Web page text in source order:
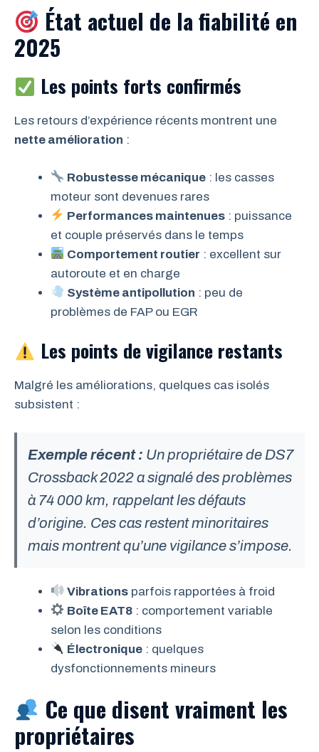
État actuel de la fiabilité en
2025
Les points forts confirmés
Les retours d’expérience récents montrent une
nette amélioration :
Robustesse mécanique : les casses
moteur sont devenues rares
Performances maintenues : puissance
et couple préservés dans le temps
Comportement routier : excellent sur
autoroute et en charge
Système antipollution : peu de
problèmes de FAP ou EGR
Les points de vigilance restants
Malgré les améliorations, quelques cas isolés
subsistent :
Exemple récent : Un propriétaire de DS7
Crossback 2022 a signalé des problèmes
à 74 000 km, rappelant les défauts
d’origine. Ces cas restent minoritaires
mais montrent qu’une vigilance s’impose.
Vibrations parfois rapportées à froid
Boîte EAT8 : comportement variable
selon les conditions
Électronique : quelques
dysfonctionnements mineurs
Ce que disent vraiment les
propriétaires